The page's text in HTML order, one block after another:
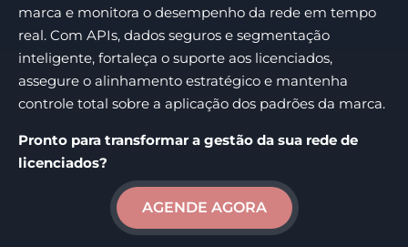
marca e monitora o desempenho da rede em tempo
real. Com APIs, dados seguros e segmentação
inteligente, fortaleça o suporte aos licenciados,
assegure o alinhamento estratégico e mantenha
controle total sobre a aplicação dos padrões da marca.
Pronto para transformar a gestão da sua rede de
licenciados?
AGENDE AGORA